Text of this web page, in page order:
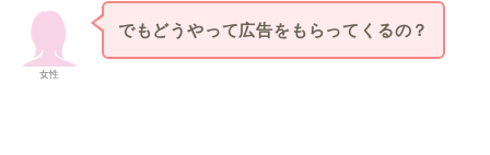
女性
でもどうやって広告をもらってくるの？